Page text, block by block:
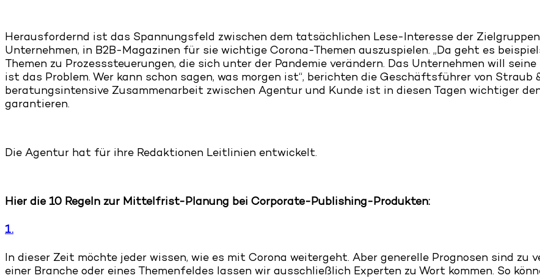
Herausfordernd ist das Spannungsfeld zwischen dem tatsächlichen Lese-Interesse der
Unternehmen, in B2B-Magazinen für sie wichtige Corona-Themen auszuspielen. „Da geht es
Themen zu Prozesssteuerungen, die sich unter der Pandemie verändern. Das Unternehmen will
ist das Problem. Wer kann schon sagen, was morgen ist“, berichten die Geschäftsführer von
beratungsintensive Zusammenarbeit zwischen Agentur und Kunde ist in diesen Tagen wichtiger
garantieren.
Die Agentur hat für ihre Redaktionen Leitlinien entwickelt.
Hier die 10 Regeln zur Mittelfrist-Planung bei Corporate-Publishing-Produkten:
1.
In dieser Zeit möchte jeder wissen, wie es mit Corona weitergeht. Aber generelle Prognosen sind
einer Branche oder eines Themenfeldes lassen wir ausschließlich Experten zu Wort kommen. So